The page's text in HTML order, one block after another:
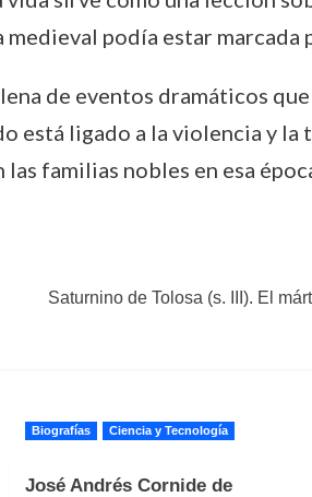
podía estar
de eventos dramáticos
está ligado a la violencia y
familias nobles en esa
Saturnino de Tolosa (s. III). El
Biografías Ciencia y Tecnología
José Andrés Cornide de